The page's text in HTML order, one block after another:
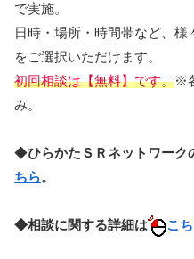
で実施。
日時・場所・時間帯など、
をご選択いただけます。
初回相談は【無料】です。※
み。
◆ひらかたＳＲネットワーク
ちら。
◆相談に関する詳細は こ